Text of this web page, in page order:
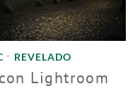
• REVELADO
Lightroom